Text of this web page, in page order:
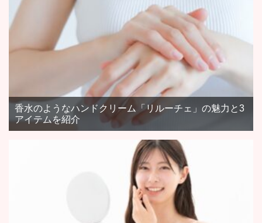
香水のようなハンドクリーム「リルーチェ」の魅力と3
アイテムを紹介